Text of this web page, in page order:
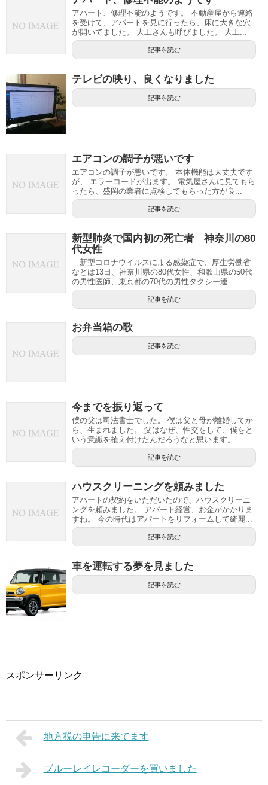
アパート、修理不能のようです。 不動産屋から連絡
を受けて、アパートを見に行ったら、床に大きな穴
が開いてました。 大工さんも呼びました。 大工...
記事を読む
テレビの映り、良くなりました
記事を読む
エアコンの調子が悪いです
エアコンの調子が悪いです。 本体機能は大丈夫です
が、 エラーコードが出ます。 電気屋さんに見てもら
ったら、盛岡の業者に点検してもらった方が良...
記事を読む
新型肺炎で国内初の死亡者 神奈川の80
代女性
新型コロナウイルスによる感染症で、厚生労働省
などは13日、神奈川県の80代女性、和歌山県の50代
の男性医師、東京都の70代の男性タクシー運...
記事を読む
お弁当箱の歌
記事を読む
今までを振り返って
僕の父は司法書士でした。 僕は父と母が離婚してか
ら、生まれました。 父はなぜ、性交をして、僕をと
いう意識を植え付けたんだろうなと思います。 ...
記事を読む
ハウスクリーニングを頼みました
アパートの契約をいただいたので、ハウスクリーニ
ングを頼みました。 アパート経営、お金がかかりま
すね。 今の時代はアパートをリフォームして綺麗...
記事を読む
車を運転する夢を見ました
記事を読む
スポンサーリンク
地方税の申告に来てます
ブルーレイレコーダーを買いました